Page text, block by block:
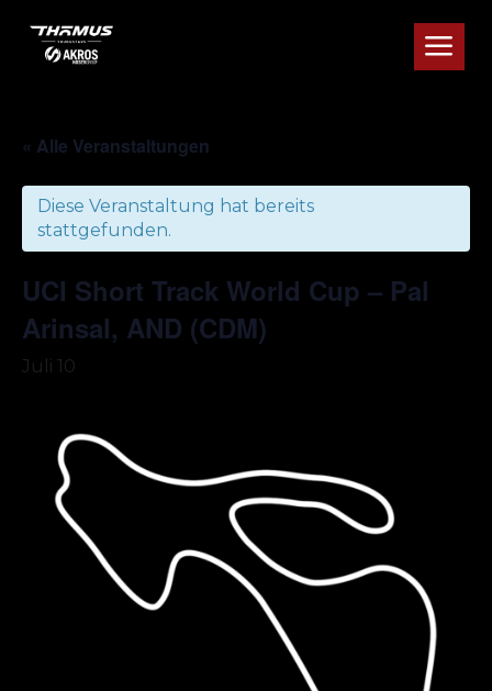
a
« Alle Veranstaltungen
Diese Veranstaltung hat bereits
stattgefunden.
UCI Short Track World Cup – Pal
Arinsal, AND (CDM)
Juli 10